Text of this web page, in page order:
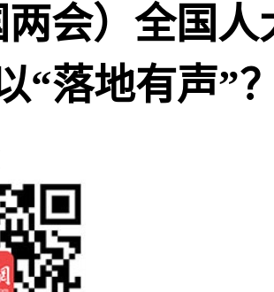
两会）全国
“落地有声”